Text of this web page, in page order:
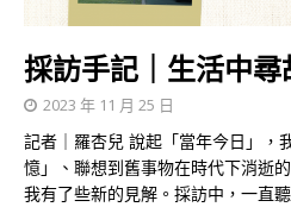
採訪手記｜生活中尋
2023 年 11 月 25 日
記者｜羅杏兒 說起「當年今日」，
憶」、聯想到舊事物在時代下消逝
我有了些新的見解。採訪中，一直